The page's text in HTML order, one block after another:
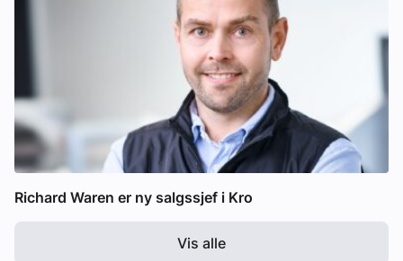
Richard Waren er ny salgssjef i Kro
Vis alle